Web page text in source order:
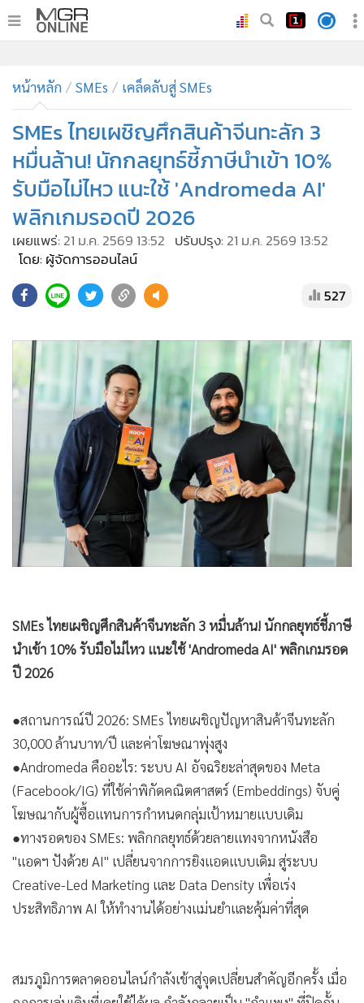
• ทันเหตุการณ์
• ภาคใต้
• ภูมิภาค
• Online Section
• บันเทิง
• ผู้จัดการรายวัน
• คอลัมนิสต์
ละคร
• CbizReview
Cyber BIZ
• ผู้จัดกวน
Good health & Well-being
• Green Innovation & SD
Management & HR
MGR Live
Infographic
การเมือง
ท่องเที่ยว
กีฬา
• ต่างประเทศ
เศรษฐกิจ-ธุรกิจ
•
จีน
• ชุมชน-คุณภาพชีวิต
• Motoring
• เกม
• วิทยาศาสตร์
• SMEs
• หุ้น
• อินโดจีน
กองทุนรวม
• Celeb Online
• Factcheck
News1
Gotomanager
หน้าหลัก SMEs เคล็ดลับสู่ SMEs
SMEs ไทยเผชิญศึกสินค้าจีนทะลัก 3
หมื่นล้าน! นักกลยุทธ์ชี้ภาษีนำเข้า 10%
รับมือไม่ไหว แนะใช้ 'Andromeda AI'
พลิกเกมรอดปี 2026
โดย: ผู้จัดการออนไลน์
527
นำเข้า 10% รับมือไม่ไหว แนะใช้ 'Andromeda AI' พลิกเกมรอด
ปี 2026
●สถานการณ์ปี 2026: SMEs ไทยเผชิญปัญหาสินค้าจีนทะลัก
30,000 ล้านบาท/ปี และค่าโฆษณาพุ่งสูง
●Andromeda คืออะไร: ระบบ AI อัจฉริยะล่าสุดของ Meta
(Facebook/IG) ที่ใช้ค่าพิกัดคณิตศาสตร์ (Embeddings) จับคู่
โฆษณากับผู้ซื้อแทนการกำหนดกลุ่มเป้าหมายแบบเดิม
●ทางรอดของ SMEs: พลิกกลยุทธ์ด้วยลายแทงจากหนังสือ
ประสิทธิภาพ AI ให้ทำงานได้อย่างแม่นยำและคุ้มค่าที่สุด